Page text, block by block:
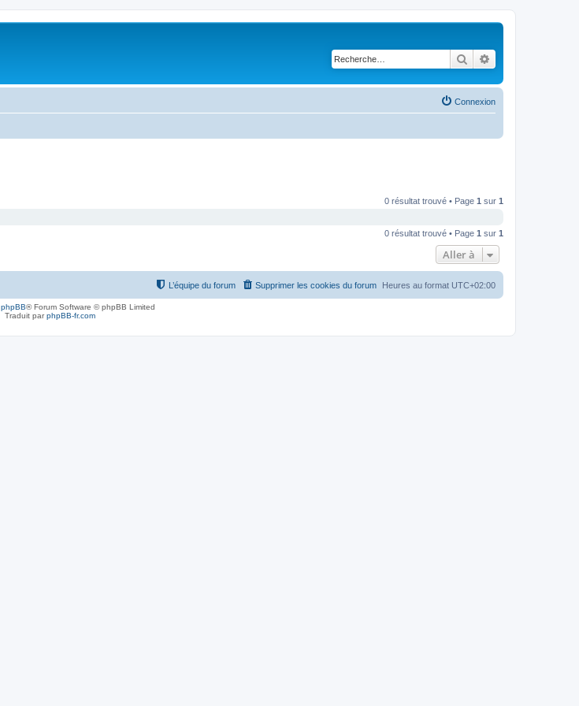
Rechercher
Connexion
0 résultat trouvé • Page 1 sur 1
0 résultat trouvé • Page 1 sur 1
Aller à
Heures au format UTC+02:00
Supprimer les cookies du forum
L’équipe du forum
phpBB® Forum Software © phpBB Limited
Traduit parphpBB-fr.com